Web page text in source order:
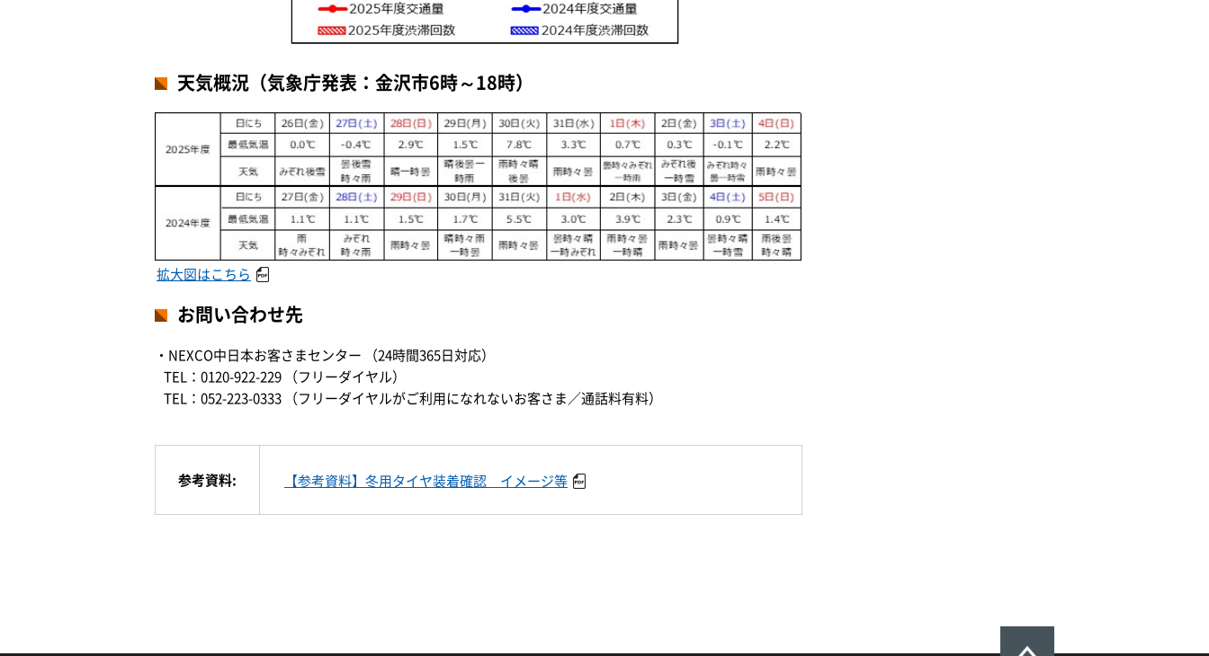
天気概況（気象庁発表：金沢市6時～18時）
拡大図はこちら
お問い合わせ先
・NEXCO中日本お客さまセンター （24時間365日対応）
TEL：0120-922-229 （フリーダイヤル）
TEL：052-223-0333 （フリーダイヤルがご利用になれないお客さま／通話料有料）
参考資料: 【参考資料】冬用タイヤ装着確認 イメージ等